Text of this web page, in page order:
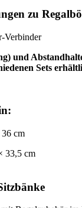
zu
Verbinder
und
Sets
cm
33,5 cm